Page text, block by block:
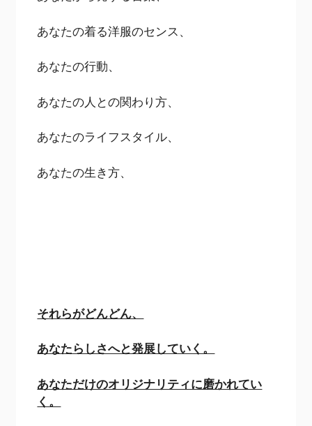
あなたの着る洋服のセンス、
あなたの行動、
あなたの人との関わり方、
あなたのライフスタイル、
あなたの生き方、
それらがどんどん、
あなたらしさへと発展していく。
あなただけのオリジナリティに磨かれてい
く。